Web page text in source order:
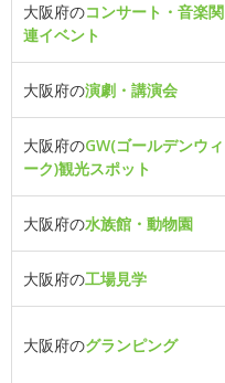
大阪府のコンサート・音楽関
連イベント
大阪府の演劇・講演会
大阪府のGW(ゴールデンウィ
ーク)観光スポット
大阪府の水族館・動物園
大阪府の工場見学
大阪府のグランピング